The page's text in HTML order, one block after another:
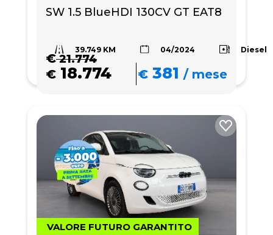
SW 1.5 BlueHDI 130CV GT EAT8
39.749 KM 04/2024 Diesel
€21.774
€ 18.774 € 381 /mese
VALORE FUTURO GARANTITO